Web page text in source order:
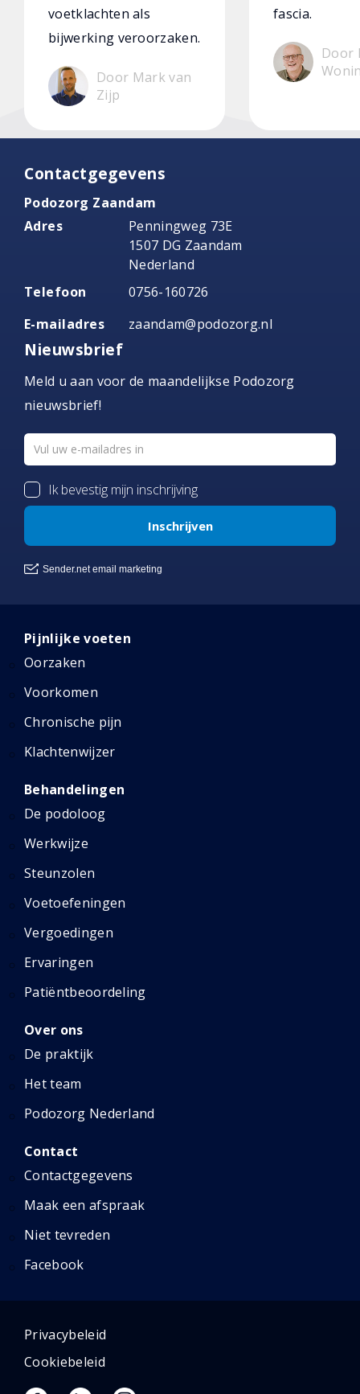
voetklachten als
bijwerking veroorzaken.
Door Mark van
Zijp
fascia.
Door
Contactgegevens
Podozorg Zaandam
Adres
Penningweg 73E
1507 DG Zaandam
Nederland
Telefoon
0756-160726
E-mailadres
zaandam@podozorg.nl
Nieuwsbrief
Meld u aan voor de maandelijkse Podozorg
nieuwsbrief!
Pijnlijke voeten
Oorzaken
Voorkomen
Chronische pijn
Klachtenwijzer
Behandelingen
De podoloog
Werkwijze
Steunzolen
Voetoefeningen
Vergoedingen
Ervaringen
Patiëntbeoordeling
Over ons
De praktijk
Het team
Podozorg Nederland
Contact
Contactgegevens
Maak een afspraak
Niet tevreden
Facebook
Privacybeleid
Cookiebeleid